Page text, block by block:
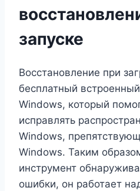
запуске
Восстановление при
бесплатный
Windows, который
исправлять
Windows,
Windows. Таким
инструмент
ошибки, он работает